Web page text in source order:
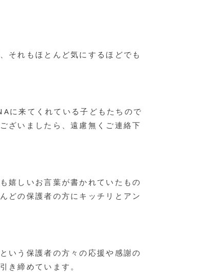
それもほとんど気にするほどでも
に来てくれている子どもたちので
ざいましたら、遠慮無くご連絡下
嬉しいお言葉が書かれていたもの
どの保護者の方にキッチリとアン
という保護者の方々の応援や感謝の
き締めています。